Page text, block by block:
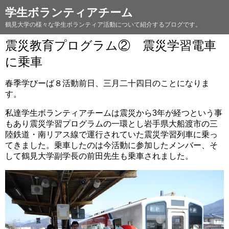
学生ボランティアチーム
鶴見大学の様々な学生ボランティア活動について紹介するブログです。
震災教育プログラム② 震災学習電車
に乗車
春季学びーば８活動前日、三月二十四日のことになりま
す。
私達学生ボランティアチームは震災から3年が経つという事
もあり震災学習プログラムの一環とし岩手県大船渡市の三
陸鉄道・南リアス線で運行されていた震災学習列車に乗っ
てきました。乗車したのは今活動に参加したメンバー、そ
して鶴見大学副学長の前田先生も乗車されました。